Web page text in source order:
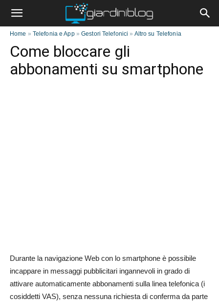
Home » Telefonia e App»Gestori Telefonici » Altro su Telefonia
Come bloccare gli
abbonamenti su smartphone
Durante la navigazione Web con lo smartphone è possibile
incappare in messaggi pubblicitari ingannevoli in grado di
attivare automaticamente abbonamenti sulla linea telefonica (i
cosiddetti VAS), senza nessuna richiesta di conferma da parte